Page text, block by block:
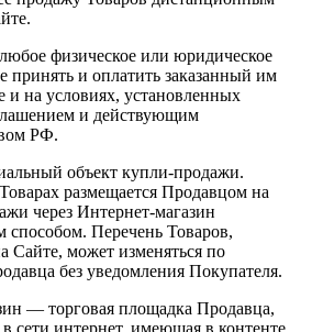
физическое или юридическое
принять и оплатить заказанный им
и на условиях, установленных
и действующим
РФ.
объект купли-продажи.
размещается Продавцом на
через Интернет-магазин
способом. Перечень Товаров,
Сайте, может изменяться по
без уведомления Покупателя.
— торговая площадка Продавца,
сети интернет, имеющая в контенте